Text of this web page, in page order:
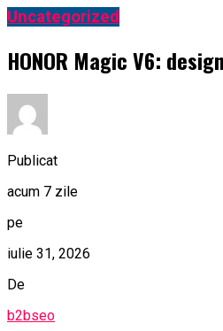
Uncategorized
HONOR Magic V6:
Publicat
acum 7 zile
pe
iulie 31, 2026
De
b2bseo